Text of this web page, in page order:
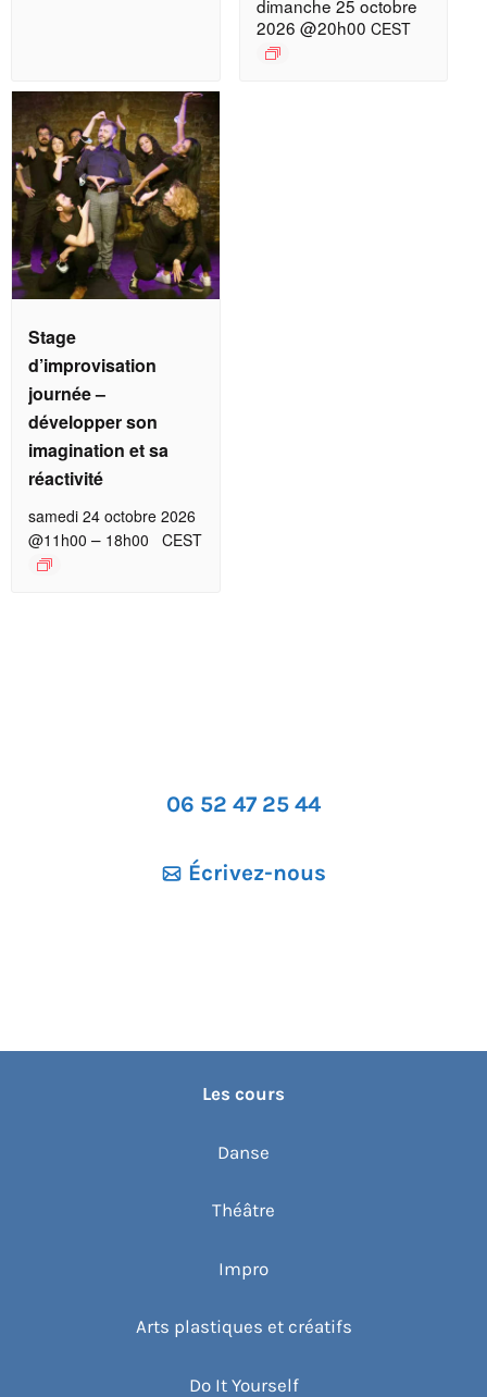
dimanche 25 octobre
2026 @20h00 CEST
Stage
d’improvisation
journée –
développer son
imagination et sa
réactivité
samedi 24 octobre 2026
@11h00 – 18h00 CEST
06 52 47 25 44
Écrivez-nous
Les cours
Danse
Théâtre
Impro
Arts plastiques et créatifs
Do It Yourself